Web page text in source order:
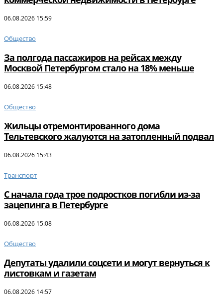
06.08.2026 15:59
Общество
За полгода пассажиров на рейсах между
Москвой Петербургом стало на 18% меньше
06.08.2026 15:48
Общество
Жильцы отремонтированного дома
Тельтевского жалуются на затопленный подвал
06.08.2026 15:43
Транспорт
С начала года трое подростков погибли из-за
зацепинга в Петербурге
06.08.2026 15:08
Общество
Депутаты удалили соцсети и могут вернуться к
листовкам и газетам
06.08.2026 14:57